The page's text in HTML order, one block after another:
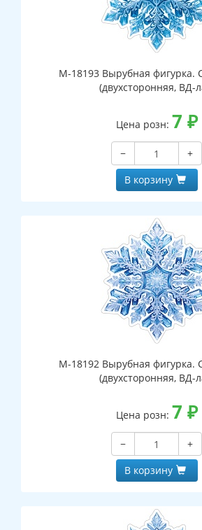
М-18193 Вырубная фигурка.
(двухсторонняя, ВД-
Цена розн: 7 ₽
−
+
В корзину
М-18192 Вырубная фигурка.
(двухсторонняя, ВД-
Цена розн: 7 ₽
−
+
В корзину